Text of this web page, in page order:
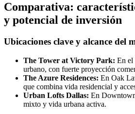
Comparativa:
y potencial de inversión
Ubicaciones clave y alcance del
The Tower at Victory Park: En el
urbano, con fuerte proyección
The Azure Residences: En Oak
que combina vida residencial y
Urban Lofts Dallas: En
mixto y vida urbana activa.